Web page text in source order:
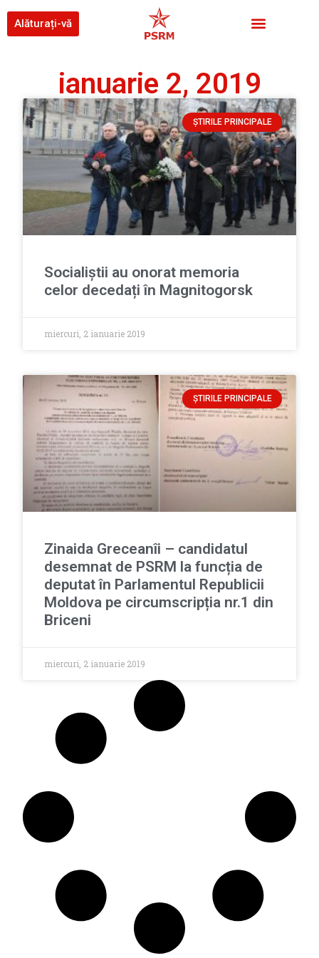
Alăturați-vă
ianuarie 2, 2019
ȘTIRILE PRINCIPALE
Socialiștii au onorat memoria
celor decedați în Magnitogorsk
miercuri, 2 ianuarie 2019
ȘTIRILE PRINCIPALE
Zinaida Greceanîi – candidatul
desemnat de PSRM la funcția de
deputat în Parlamentul Republicii
Moldova pe circumscripția nr.1 din
Briceni
miercuri, 2 ianuarie 2019